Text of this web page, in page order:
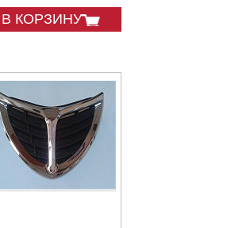
В КОРЗИНУ